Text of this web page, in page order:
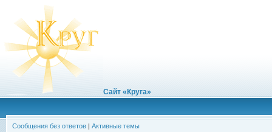
Сайт «Круга»
Сообщения без ответов | Активные темы